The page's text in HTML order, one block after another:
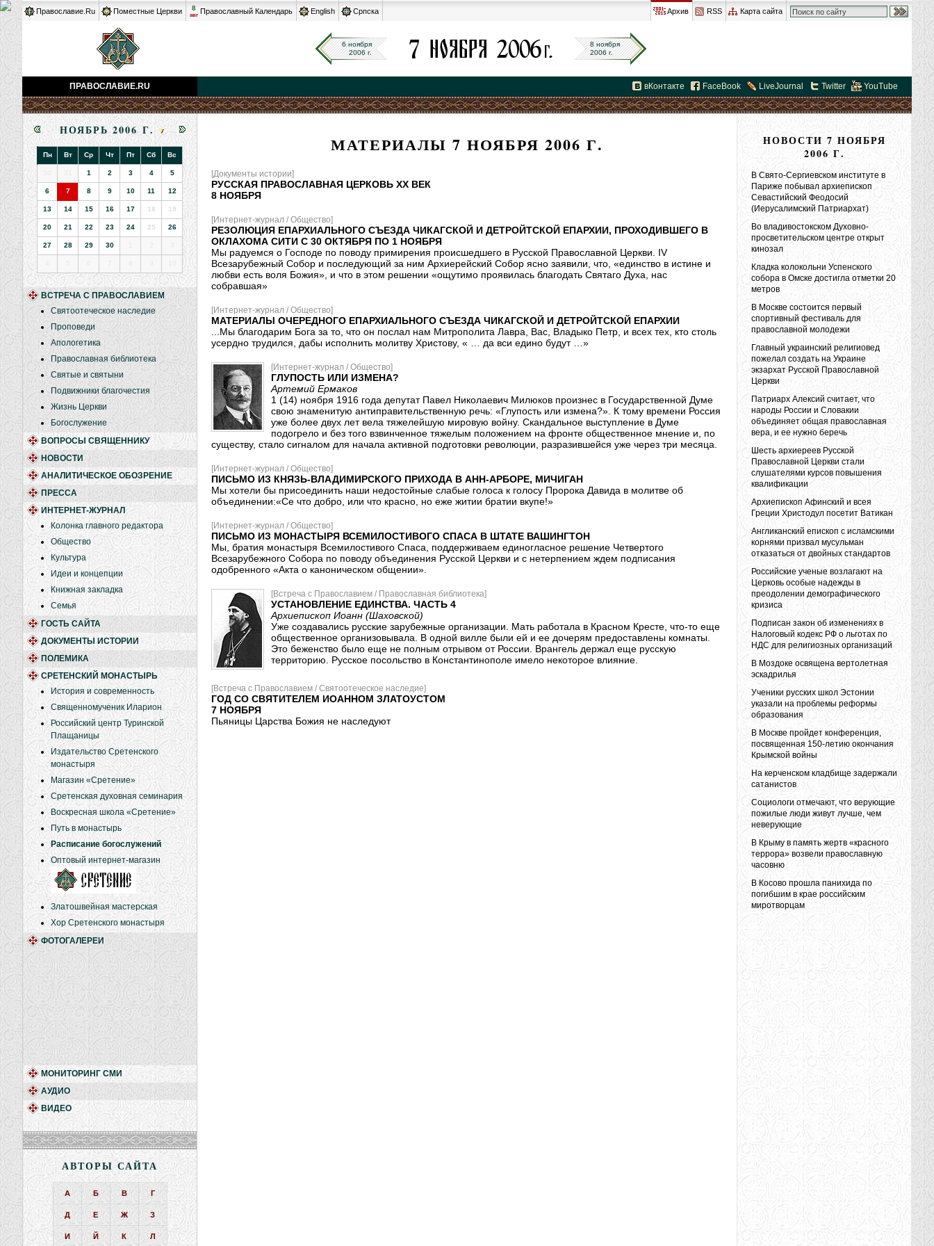
Православие.Ru Поместные Церкви 8
авг Православный Календарь English Српска Архив RSS Карта сайта
6 ноября
2006 г.
8 ноября
2006 г.
ПРАВОСЛАВИЕ.RU вКонтакте FaceBook LiveJournal Twitter YouTube
НОЯБРЬ 2006 Г.
Пн Вт Ср Чт Пт Сб Вс
1 2 3 4 5
6 7 8 9 10 11 12
13 14 15 16 17 18 19
20 21 22 23 24 25 26
27 28 29 30
ВСТРЕЧА С ПРАВОСЛАВИЕМ
Святоотеческое наследие
Проповеди
Апологетика
Православная библиотека
Святые и святыни
Подвижники благочестия
Жизнь Церкви
Богослужение
ВОПРОСЫ СВЯЩЕННИКУ
НОВОСТИ
АНАЛИТИЧЕСКОЕ ОБОЗРЕНИЕ
ПРЕССА
ИНТЕРНЕТ-ЖУРНАЛ
Колонка главного редактора
Общество
Культура
Идеи и концепции
Книжная закладка
Семья
ГОСТЬ САЙТА
ДОКУМЕНТЫ ИСТОРИИ
ПОЛЕМИКА
СРЕТЕНСКИЙ МОНАСТЫРЬ
История и современность
Священномученик Иларион
Российский центр Туринской
Плащаницы
Издательство Сретенского
монастыря
Магазин «Сретение»
Сретенская духовная семинария
Воскресная школа «Сретение»
Путь в монастырь
Расписание богослужений
Оптовый интернет-магазин
Златошвейная мастерская
Хор Сретенского монастыря
ФОТОГАЛЕРЕИ
МОНИТОРИНГ СМИ
АУДИО
ВИДЕО
АВТОРЫ САЙТА
А Б В Г
Д Е Ж З
И Й К Л
МАТЕРИАЛЫ 7 НОЯБРЯ 2006 Г.
[Документы истории]
РУССКАЯ ПРАВОСЛАВНАЯ ЦЕРКОВЬ XX ВЕК
8 НОЯБРЯ
[Интернет-журнал / Общество]
РЕЗОЛЮЦИЯ ЕПАРХИАЛЬНОГО СЪЕЗДА ЧИКАГСКОЙ И ДЕТРОЙТСКОЙ ЕПАРХИИ, ПРОХОДИВШЕГО В
ОКЛАХОМА СИТИ С 30 ОКТЯБРЯ ПО 1 НОЯБРЯ
Мы радуемся о Господе по поводу примирения происшедшего в Русской Православной Церкви. IV
Всезарубежный Собор и последующий за ним Архиерейский Собор ясно заявили, что, «единство в истине и
любви есть воля Божия», и что в этом решении «ощутимо проявилась благодать Святаго Духа, нас
собравшая»
[Интернет-журнал / Общество]
МАТЕРИАЛЫ ОЧЕРЕДНОГО ЕПАРХИАЛЬНОГО СЪЕЗДА ЧИКАГСКОЙ И ДЕТРОЙТСКОЙ ЕПАРХИИ
...Мы благодарим Бога за то, что он послал нам Митрополита Лавра, Вас, Владыко Петр, и всех тех, кто столь
усердно трудился, дабы исполнить молитву Христову, « … да вси едино будут …»
[Интернет-журнал / Общество]
ГЛУПОСТЬ ИЛИ ИЗМЕНА?
Артемий Ермаков
1 (14) ноября 1916 года депутат Павел Николаевич Милюков произнес в Государственной Думе
свою знаменитую антиправительственную речь: «Глупость или измена?». К тому времени Россия
уже более двух лет вела тяжелейшую мировую войну. Скандальное выступление в Думе
подогрело и без того взвинченное тяжелым положением на фронте общественное мнение и, по
существу, стало сигналом для начала активной подготовки революции, разразившейся уже через три месяца.
[Интернет-журнал / Общество]
ПИСЬМО ИЗ КНЯЗЬ-ВЛАДИМИРСКОГО ПРИХОДА В АНН-АРБОРЕ, МИЧИГАН
Мы хотели бы присоединить наши недостойные слабые голоса к голосу Пророка Давида в молитве об
объединении:«Се что добро, или что красно, но еже житии братии вкупе!»
[Интернет-журнал / Общество]
ПИСЬМО ИЗ МОНАСТЫРЯ ВСЕМИЛОСТИВОГО СПАСА В ШТАТЕ ВАШИНГТОН
Мы, братия монастыря Всемилостивого Спаса, поддерживаем единогласное решение Четвертого
Всезарубежного Собора по поводу объединения Русской Церкви и с нетерпением ждем подписания
одобренного «Акта о каноническом общении».
[Встреча с Православием / Православная библиотека]
УСТАНОВЛЕНИЕ ЕДИНСТВА. ЧАСТЬ 4
Архиепископ Иоанн (Шаховской)
Уже создавались русские зарубежные организации. Мать работала в Красном Кресте, что-то еще
общественное организовывала. В одной вилле были ей и ее дочерям предоставлены комнаты.
Это беженство было еще не полным отрывом от России. Врангель держал еще русскую
территорию. Русское посольство в Константинополе имело некоторое влияние.
[Встреча с Православием / Святоотеческое наследие]
ГОД СО СВЯТИТЕЛЕМ ИОАННОМ ЗЛАТОУСТОМ
7 НОЯБРЯ
Пьяницы Царства Божия не наследуют
НОВОСТИ 7 НОЯБРЯ
2006 Г.
В Свято-Сергиевском институте в
Париже побывал архиепископ
Севастийский Феодосий
(Иерусалимский Патриархат)
Во владивостокском Духовно-
просветительском центре открыт
кинозал
Кладка колокольни Успенского
собора в Омске достигла отметки 20
метров
В Москве состоится первый
спортивный фестиваль для
православной молодежи
Главный украинский религиовед
пожелал создать на Украине
экзархат Русской Православной
Церкви
Патриарх Алексий считает, что
народы России и Словакии
объединяет общая православная
вера, и ее нужно беречь
Шесть архиереев Русской
Православной Церкви стали
слушателями курсов повышения
квалификации
Архиепископ Афинский и всея
Греции Христодул посетит Ватикан
Англиканский епископ с исламскими
корнями призвал мусульман
отказаться от двойных стандартов
Российские ученые возлагают на
Церковь особые надежды в
преодолении демографического
кризиса
Подписан закон об изменениях в
Налоговый кодекс РФ о льготах по
НДС для религиозных организаций
В Моздоке освящена вертолетная
эскадрилья
Ученики русских школ Эстонии
указали на проблемы реформы
образования
В Москве пройдет конференция,
посвященная 150-летию окончания
Крымской войны
На керченском кладбище задержали
сатанистов
Социологи отмечают, что верующие
пожилые люди живут лучше, чем
неверующие
В Крыму в память жертв «красного
террора» возвели православную
часовню
В Косово прошла панихида по
погибшим в крае российским
миротворцам